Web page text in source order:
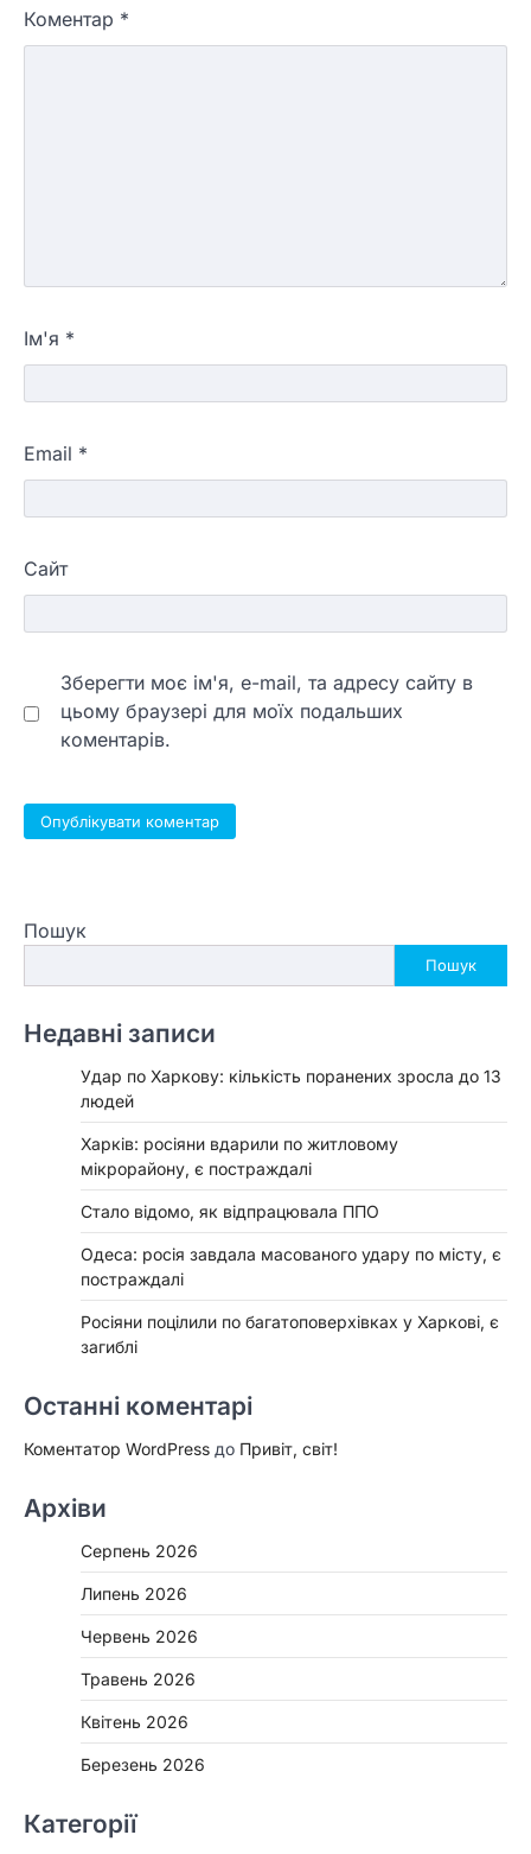
Коментар *
Ім'я *
Email *
Сайт
Зберегти моє ім'я, e-mail, та адресу сайту в
цьому браузері для моїх подальших
коментарів.
Пошук
Пошук
Недавні записи
Удар по Харкову: кількість поранених зросла до 13
людей
Харків: росіяни вдарили по житловому
мікрорайону, є постраждалі
Стало відомо, як відпрацювала ППО
Одеса: росія завдала масованого удару по місту, є
постраждалі
Росіяни поцілили по багатоповерхівках у Харкові, є
загиблі
Останні коментарі
Коментатор WordPress до Привіт, світ!
Архіви
Серпень 2026
Липень 2026
Червень 2026
Травень 2026
Квітень 2026
Березень 2026
Категорії